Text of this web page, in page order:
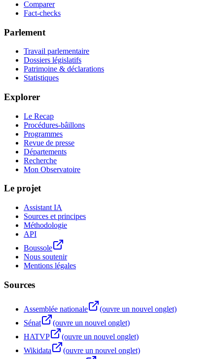
Comparer
Fact-checks
Parlement
Travail parlementaire
Dossiers législatifs
Patrimoine & déclarations
Statistiques
Explorer
Le Recap
Procédures-bâillons
Programmes
Revue de presse
Départements
Recherche
Mon Observatoire
Le projet
Assistant IA
Sources et principes
Méthodologie
API
Boussole
Nous soutenir
Mentions légales
Sources
Assemblée nationale
(ouvre un nouvel onglet)
Sénat
(ouvre un nouvel onglet)
HATVP
(ouvre un nouvel onglet)
Wikidata
(ouvre un nouvel onglet)